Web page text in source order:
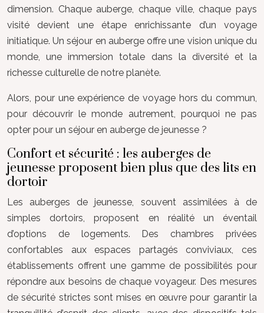
dimension. Chaque auberge, chaque ville, chaque pays
visité devient une étape enrichissante d’un voyage
initiatique. Un séjour en auberge offre une vision unique du
monde, une immersion totale dans la diversité et la
richesse culturelle de notre planète.
Alors, pour une expérience de voyage hors du commun,
pour découvrir le monde autrement, pourquoi ne pas
opter pour un séjour en auberge de jeunesse ?
Confort et sécurité : les auberges de
jeunesse proposent bien plus que des lits en
dortoir
Les auberges de jeunesse, souvent assimilées à de
simples dortoirs, proposent en réalité un éventail
d’options de logements. Des chambres privées
confortables aux espaces partagés conviviaux, ces
établissements offrent une gamme de possibilités pour
répondre aux besoins de chaque voyageur. Des mesures
de sécurité strictes sont mises en œuvre pour garantir la